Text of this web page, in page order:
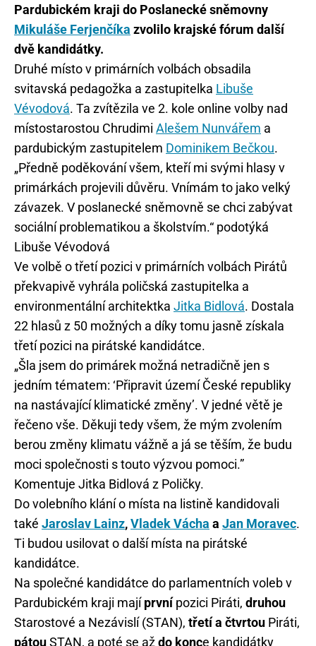
Pardubickém kraji do Poslanecké sněmovny
Mikuláše Ferjenčíka zvolilo krajské fórum další
dvě kandidátky.
Druhé místo v primárních volbách obsadila
svitavská pedagožka a zastupitelka Libuše
Vévodová. Ta zvítězila ve 2. kole online volby nad
místostarostou Chrudimi Alešem Nunvářem a
pardubickým zastupitelem Dominikem Bečkou.
„Předně poděkování všem, kteří mi svými hlasy v
primárkách projevili důvěru. Vnímám to jako velký
závazek. V poslanecké sněmovně se chci zabývat
sociální problematikou a školstvím.“ podotýká
Libuše Vévodová
Ve volbě o třetí pozici v primárních volbách Pirátů
překvapivě vyhrála poličská zastupitelka a
environmentální architektka Jitka Bidlová. Dostala
22 hlasů z 50 možných a díky tomu jasně získala
třetí pozici na pirátské kandidátce.
„Šla jsem do primárek možná netradičně jen s
jedním tématem: ‘Připravit území České republiky
na nastávající klimatické změny’. V jedné větě je
řečeno vše. Děkuji tedy všem, že mým zvolením
berou změny klimatu vážně a já se těším, že budu
moci společnosti s touto výzvou pomoci.”
Komentuje Jitka Bidlová z Poličky.
Do volebního klání o místa na listině kandidovali
také Jaroslav Lainz,Vladek Vácha a Jan Moravec.
Ti budou usilovat o další místa na pirátské
kandidátce.
Na společné kandidátce do parlamentních voleb v
Pardubickém kraji majíprvnípozici Piráti, druhou
Starostové a Nezávislí (STAN), třetí a čtvrtou Piráti,
pátouSTAN, a poté se aždo konce kandidátky